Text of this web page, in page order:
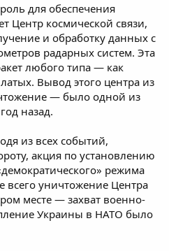
для обеспечения
Центр космической связи,
и обработку данных с
радарных систем. Эта
любого типа — как
Вывод этого центра из
— было одной из
назад.
из всех событий,
акция по установлению
режима
всего уничтожение Центра
месте — захват военно-
Украины в НАТО было